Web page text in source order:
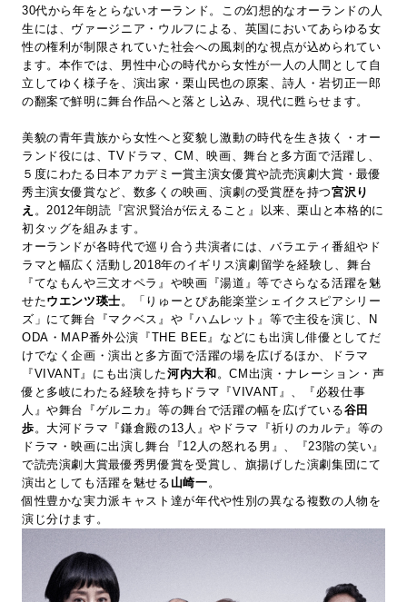
30代から年をとらないオーランド。この幻想的なオーランドの人
生には、ヴァージニア・ウルフによる、英国においてあらゆる女
性の権利が制限されていた社会への風刺的な視点が込められてい
ます。本作では、男性中心の時代から女性が一人の人間として自
立してゆく様子を、演出家・栗山民也の原案、詩人・岩切正一郎
の翻案で鮮明に舞台作品へと落とし込み、現代に甦らせます。
美貌の青年貴族から女性へと変貌し激動の時代を生き抜く・オー
ランド役には、TVドラマ、CM、映画、舞台と多方面で活躍し、
５度にわたる日本アカデミー賞主演女優賞や読売演劇大賞・最優
秀主演女優賞など、数多くの映画、演劇の受賞歴を持つ宮沢り
え 。2012年朗読『宮沢賢治が伝えること』以来、栗山と本格的に
初タッグを組みます。
オーランドが各時代で巡り合う共演者には、バラエティ番組やド
ラマと幅広く活動し2018年のイギリス演劇留学を経験し、舞台
『てなもんや三文オペラ』や映画『湯道』等でさらなる活躍を魅
せたウエンツ瑛士 。「りゅーとぴあ能楽堂シェイクスピアシリー
ズ」にて舞台『マクベス』や『ハムレット』等で主役を演じ、N
ODA・MAP番外公演『THE BEE』などにも出演し俳優としてだ
けでなく企画・演出と多方面で活躍の場を広げるほか、ドラマ
『VIVANT』にも出演した河内大和 。CM出演・ナレーション・声
優と多岐にわたる経験を持ちドラマ『VIVANT』、『必殺仕事
人』や舞台『ゲルニカ』等の舞台で活躍の幅を広げている谷田
歩 。大河ドラマ『鎌倉殿の13人』やドラマ『祈りのカルテ』等の
ドラマ・映画に出演し舞台『12人の怒れる男』、『23階の笑い』
で読売演劇大賞最優秀男優賞を受賞し、旗揚げした演劇集団にて
演出としても活躍を魅せる 山崎一 。
個性豊かな実力派キャスト達が年代や性別の異なる複数の人物を
演じ分けます。